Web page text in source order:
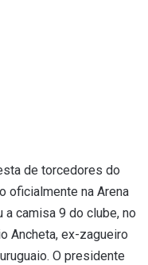
de torcedores do
oficialmente na Arena
camisa 9 do clube, no
Ancheta, ex-zagueiro
O presidente